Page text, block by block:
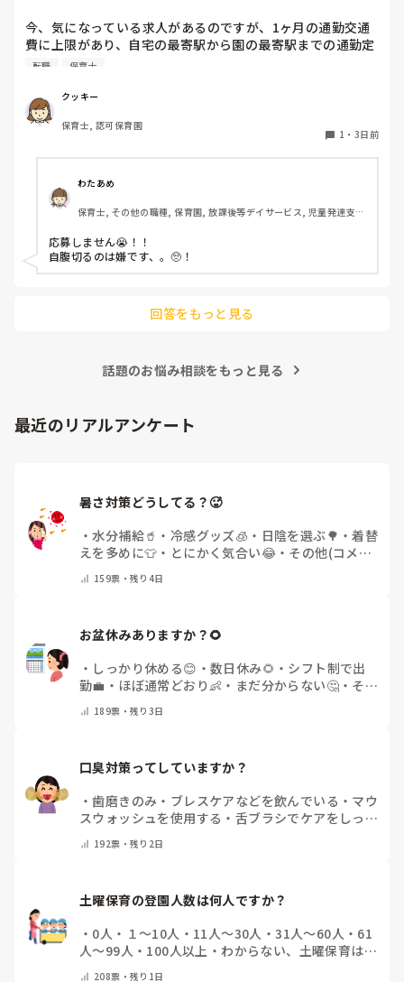
今、気になっている求人があるのですが、1ヶ月の通勤交通
費に上限があり、自宅の最寄駅から園の最寄駅までの通勤定
期代が5,000円ほどオーバーします
私としてはなかなか大きい金額なので、この時点で応募を迷
っているのですが、皆さんならどうしますか？
転職 保育士
クッキー
保育士, 認可保育園
1 ・ 3日前
わたあめ
保育士, その他の職種, 保育園, 放課後等デイサービス, 児童発達支援
応募しません😭！！
自腹切るのは嫌です、。🥺！
回答をもっと見る
話題のお悩み相談をもっと見る
最近のリアルアンケート
暑さ対策どうしてる？🥵
・水分補給🥤 ・ 冷感グッズ🧊 ・ 日陰を選ぶ🌳 ・着替
えを多めに👕 ・ とにかく気合い😂・ その他(コメン
159票・残り4日
お盆休みありますか？🌻
・ しっかり休める😊 ・ 数日休み🌻 ・ シフト制で出
勤💼 ・ ほぼ通常どおり👶 ・ まだ分からない🤔・ その
189票・残り3日
口臭対策ってしていますか？
・歯磨きのみ ・ ブレスケアなどを飲んでいる ・ マウ
スウォッシュを使用する ・ 舌ブラシでケアをしっか
の他(コメントで教えて下さい)
192票・残り2日
土曜保育の登園人数は何人ですか？
・ 0人 ・ １～10人 ・ 11人～30人 ・31人～60人 ・ 61
人～99人 ・ 100人以上 ・ わからない、土曜保育はな
208票・残り1日